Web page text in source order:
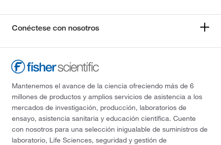
Conéctese con nosotros
Mantenemos el avance de la ciencia ofreciendo más de 6
millones de productos y amplios servicios de asistencia a los
mercados de investigación, producción, laboratorios de
ensayo, asistencia sanitaria y educación científica. Cuente
con nosotros para una selección inigualable de suministros de
laboratorio, Life Sciences, seguridad y gestión de